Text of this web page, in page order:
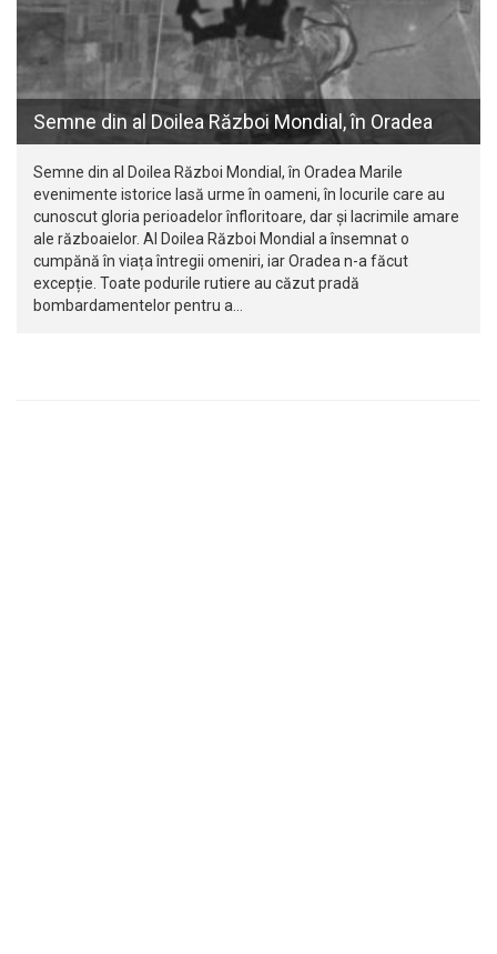
Semne din al Doilea Război Mondial, în Oradea
Semne din al Doilea Război Mondial, în Oradea Marile
evenimente istorice lasă urme în oameni, în locurile care au
cunoscut gloria perioadelor înfloritoare, dar și lacrimile amare
ale războaielor. Al Doilea Război Mondial a însemnat o
cumpănă în viața întregii omeniri, iar Oradea n-a făcut
excepție. Toate podurile rutiere au căzut pradă
bombardamentelor pentru a…